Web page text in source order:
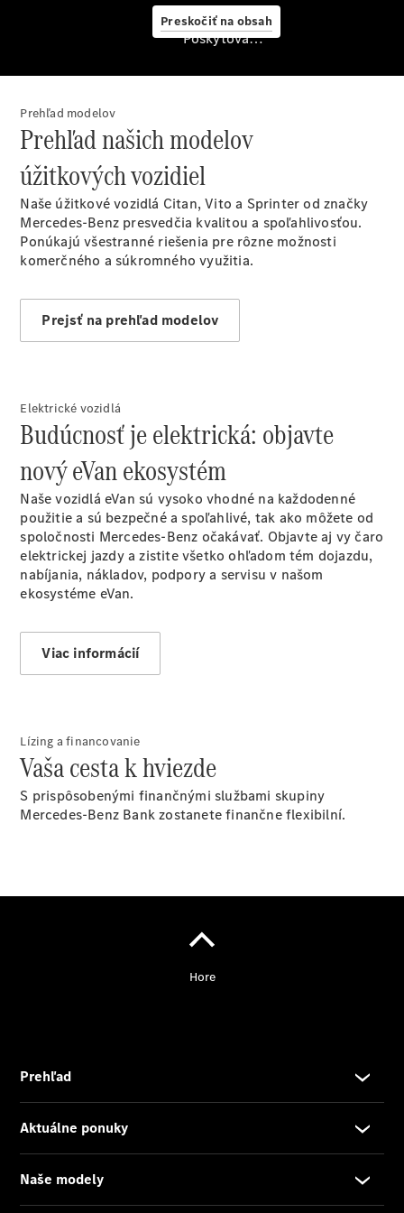
Preskočiť na obsah
služby
Rezervovať
predvádzaciu
Servis a
príslušenstvo
Servis
úžitkových
vozidiel
Individuálna
podpora
Riešenia
mobility
Inteligentné
ovládanie
vozidla
Mercedes-
Benz
Objednať sa
poruche
a nehode
Mercedes me
kontaktov
Poskytovateľ/ochrana osobných údajov
Prehľad modelov
Prehľad našich modelov
úžitkových vozidiel
Naše úžitkové vozidlá Citan, Vito a Sprinter od značky
Mercedes-Benz presvedčia kvalitou a spoľahlivosťou.
Ponúkajú všestranné riešenia pre rôzne možnosti
komerčného a súkromného využitia.
Prejsť na prehľad modelov
Elektrické vozidlá
Budúcnosť je elektrická: objavte
nový eVan ekosystém
Naše vozidlá eVan sú vysoko vhodné na každodenné
použitie a sú bezpečné a spoľahlivé, tak ako môžete od
spoločnosti Mercedes-Benz očakávať. Objavte aj vy čaro
elektrickej jazdy a zistite všetko ohľadom tém dojazdu,
nabíjania, nákladov, podpory a servisu v našom
ekosystéme eVan.
Viac informácií
Lízing a financovanie
Vaša cesta k hviezde
S prispôsobenými finančnými službami skupiny
Mercedes-Benz Bank zostanete finančne flexibilní.